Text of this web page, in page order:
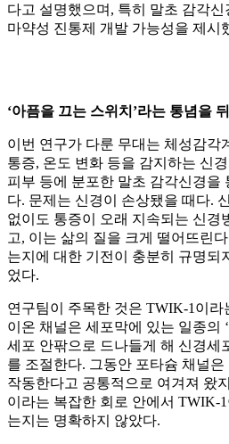
다고 설명했으며, 특히 말초 감각신
마약성 진통제 개발 가능성을 제시
‘아픔을 끄는 스위치’라는 통념을
이번 연구가 다룬 무대는 체성감각
통증, 온도 변화 등을 감지하는 신
피부 등에 분포한 말초 감각신경을
다. 문제는 신경이 손상됐을 때다.
없이도 통증이 오래 지속되는 신경
고, 이는 삶의 질을 크게 떨어뜨린
는지에 대한 기전이 충분히 규명되
었다.
연구팀이 주목한 것은 TWIK-1이라
이온 채널은 세포막에 있는 일종의
세포 안팎으로 드나들게 해 신경세
를 조절한다. 그동안 포타슘 채널
작동한다고 공통적으로 여겨져 왔
이라는 복잡한 회로 안에서 TWIK-
는지는 명확하지 않았다.